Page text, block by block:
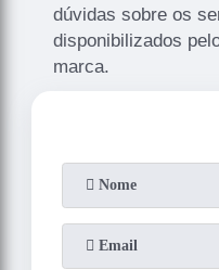
dúvidas sobre os
disponibilizados
marca.